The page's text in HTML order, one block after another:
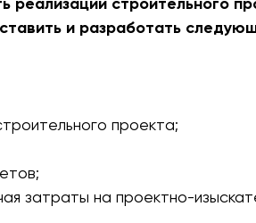
и разработать
проекта;
затраты на проектно-